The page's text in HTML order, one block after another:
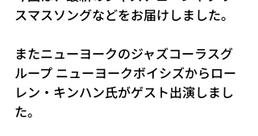
スマスソングなどをお届けしました。
またニューヨークのジャズコーラスグ
ループ ニューヨークボイシズからロー
レン・キンハン氏がゲスト出演しまし
た。